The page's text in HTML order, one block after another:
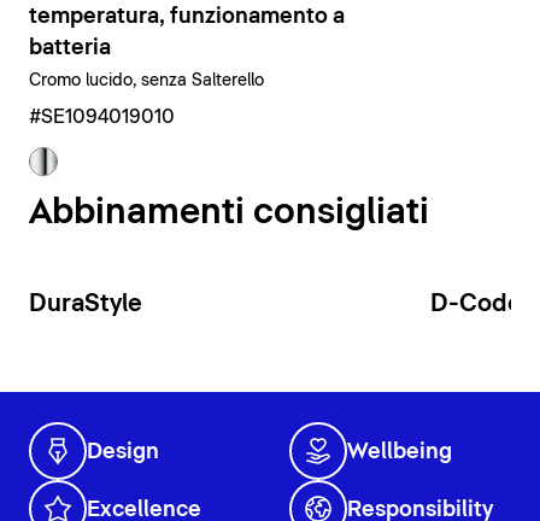
temperatura, funzionamento a
batteria
Cromo lucido, senza Salterello
#SE1094019010
Abbinamenti consigliati
DuraStyle D-Code
Design Wellbeing
Excellence Responsibility